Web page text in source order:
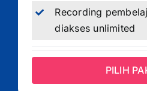
Recording
diakses unlimited
PILIH